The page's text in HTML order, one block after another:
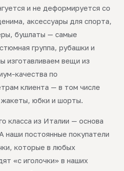
и не деформируется со
аксессуары для спорта,
бушлаты — самые
группа, рубашки и
изготавливаем вещи из
качества по
клиента — в том числе
юбки и шорты.
класса из Италии — основа
наши постоянные покупатели
которые в любых
«с иголочки» в наших